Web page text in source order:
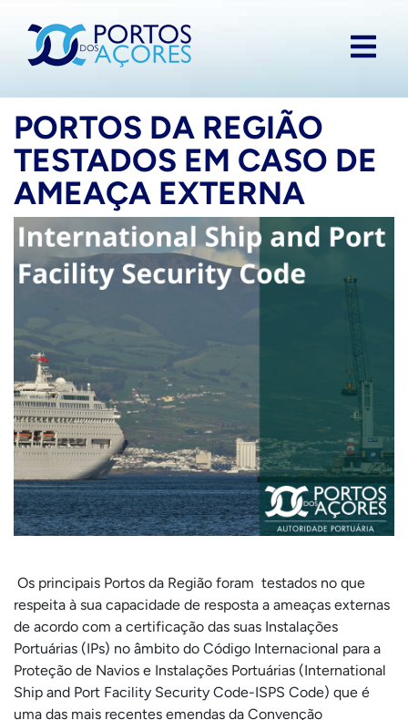
PORTOS DA REGIÃO
TESTADOS EM CASO DE
AMEAÇA EXTERNA
Os principais Portos da Região foram testados no que
respeita à sua capacidade de resposta a ameaças externas
de acordo com a certificação das suas Instalações
Portuárias (IPs) no âmbito do Código Internacional para a
Proteção de Navios e Instalações Portuárias (International
Ship and Port Facility Security Code-ISPS Code) que é
uma das mais recentes emendas da Convenção